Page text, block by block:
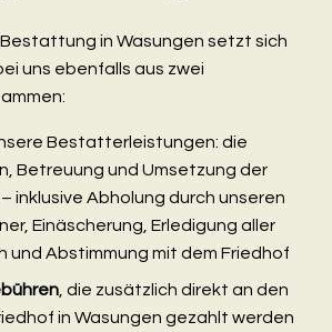
in Wasungen setzt sich
uns ebenfalls aus zwei
Bestatterleistungen: die
Betreuung und Umsetzung der
inklusive Abholung durch unseren
Einäscherung, Erledigung aller
und Abstimmung mit dem Friedhof
, die zusätzlich direkt an den
in Wasungen gezahlt werden